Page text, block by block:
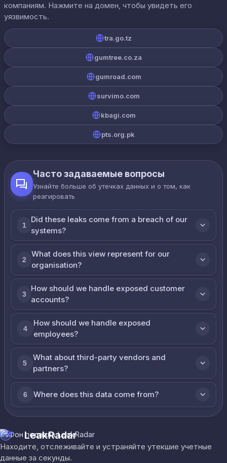
компаниям. Нажмите на домен, чтобы увидеть его
уязвимость.
tra.go.tz
gumtree.co.za
gumroad.com
survimo.com
kbagi.com
pts.org.pk
Часто задаваемые вопросы
Узнайте больше об утечках данных и о том, как
реагировать
1
Did these leaks come from a breach of our
systems?
2
What does this view represent for our
organisation?
3
How should we handle exposed customer
accounts?
4
How should we handle exposed
employees?
5
What about third-party vendors and
partners?
6 Where does this data come from?
LeakRadar
Находите, отслеживайте и устраняйте утекшие учетные
данные за секунды.